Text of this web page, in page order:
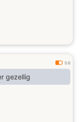
0.6
gezellig